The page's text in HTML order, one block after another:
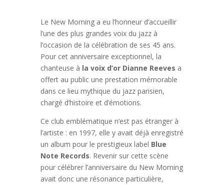
Le New Morning a eu l’honneur d’accueillir
l’une des plus grandes voix du jazz à
l’occasion de la célébration de ses 45 ans.
Pour cet anniversaire exceptionnel, la
chanteuse à la voix d’or Dianne Reeves a
offert au public une prestation mémorable
dans ce lieu mythique du jazz parisien,
chargé d’histoire et d’émotions.
Ce club emblématique n’est pas étranger à
l’artiste : en 1997, elle y avait déjà enregistré
un album pour le prestigieux label Blue
Note Records. Revenir sur cette scène
pour célébrer l’anniversaire du New Morning
avait donc une résonance particulière,